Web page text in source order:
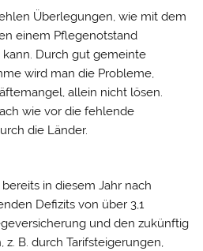
Überlegungen, wie mit dem
einem Pflegenotstand
Durch gut gemeinte
wird man die Probleme,
allein nicht lösen.
wie vor die fehlende
die Länder.
in diesem Jahr nach
Defizits von über 3,1
und den zukünftig
B. durch Tarifsteigerungen,